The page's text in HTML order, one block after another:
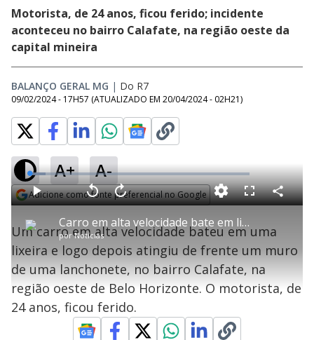
Motorista, de 24 anos, ficou ferido; incidente
aconteceu no bairro Calafate, na região oeste da
capital mineira
BALANÇO GERAL MG | Do R7
09/02/2024 - 17H57 (ATUALIZADO EM 20/04/2024 - 02H21)
A+ A-
Adicione como fonte preferencial no Google
P
l
a
Carro em alta velocidade bate em lixeira e atinge muro de lanchonete em BH
porNotícias
P V
t
a
r
0
e
g
n
d
A
a
n
1
s
e
u
n
d
o
s
L
o
a
d
e
.
2
8
%
F
s
c
e
n
C
o
i
l
Um carro em alta velocidade bateu em uma
lixeira e logo depois atingiu de frente um muro
de uma lanchonete, no bairro Calafate, na
região oeste de Belo Horizonte. O motorista, de
24 anos, ficou ferido.